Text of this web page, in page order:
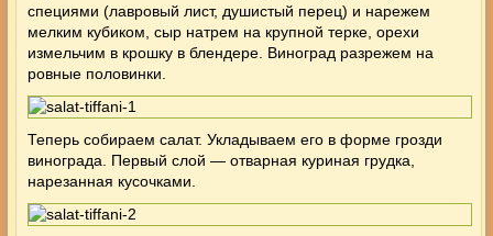
специями (лавровый лист, душистый перец) и нарежем
мелким кубиком, сыр натрем на крупной терке, орехи
измельчим в крошку в блендере. Виноград разрежем на
ровные половинки.
Теперь собираем салат. Укладываем его в форме грозди
винограда. Первый слой — отварная куриная грудка,
нарезанная кусочками.